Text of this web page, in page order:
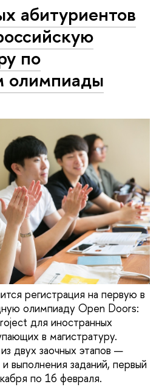
абитуриентов
по
олимпиады
регистрация на первую в
олимпиаду Open Doors:
для иностранных
в магистратуру.
двух заочных этапов —
выполнения заданий, первый
по 16 февраля.